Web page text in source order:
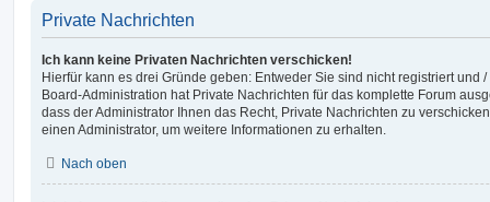
Private Nachrichten
Ich kann keine Privaten Nachrichten verschicken!
Hierfür kann es drei Gründe geben: Entweder Sie sind nicht registriert und
Board-Administration hat Private Nachrichten für das komplette Forum
dass der Administrator Ihnen das Recht, Private Nachrichten zu
einen Administrator, um weitere Informationen zu erhalten.
Nach oben